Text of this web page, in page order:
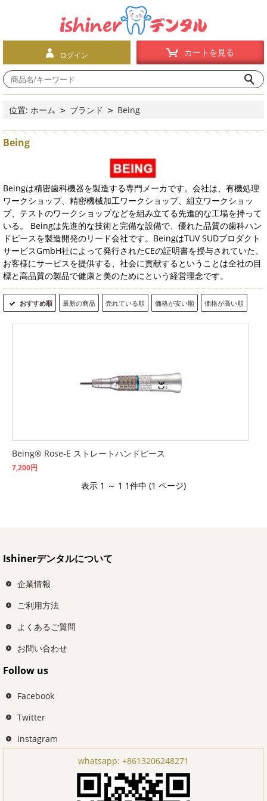
ログイン カートを見る
位置: ホーム > ブランド > Being
Being
Beingは精密歯科機器を製造する専門メーカです。会社は、有機処理
ワークショップ、精密機械加工ワークショップ、組立ワークショッ
プ、テストのワークショップなどを組み立てる先進的な工場を持って
いる。 Beingは先進的な技術と完備な設備で、優れた品質の歯科ハン
ドピースを製造開発のリード会社です。BeingはTUV SUDプロダクト
サービスGmbH社によって発行されたCEの証明書を授与されていた。
お客様にサービスを提供する、社会に貢献するということは全社の目
標と高品質の製品で健康と美のためにという経営理念です。
おすすめ順 最新の商品 売れている順 価格が安い順 価格が高い順
Being® Rose-E ストレートハンドピース
7,200円
表示 1 ～ 1 1件中 (1 ページ)
Ishinerデンタルについて
企業情報
ご利用方法
よくあるご質問
お問い合わせ
Follow us
Facebook
Twitter
instagram
whatsapp: +8613206248271